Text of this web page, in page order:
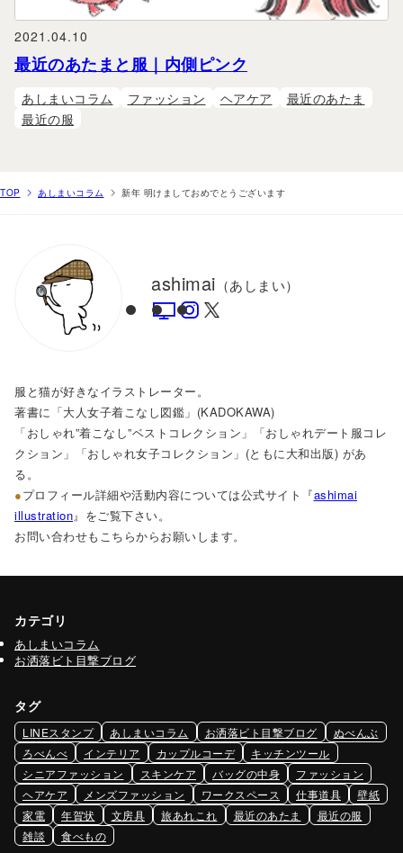
2021.04.10
最近のあたまと服｜内側ピンク
あしまいコラム ファッション ヘアケア
最近のあたま
最近の服
TOP あしまいコラム 新年 明けましておめでとうございます
ashimai （あしまい）
服と猫が好きなイラストレーター。
著書に「大人女子着こなし図鑑」(KADOKAWA)
「おしゃれ”着こなし”ベストコレクション」「おしゃれデート服コレ
クション」
「おしゃれ女子コレクション」(ともに大和出版) があ
る。
●プロフィール詳細や活動内容については公式サイト『ashimai
illustration』をご覧下さい。
お問い合わせもこちらからお願いします。
カテゴリ
あしまいコラム
お洒落ビト目撃ブログ
タグ
LINEスタンプ あしまいコラム お洒落ビト目撃ブログ
ぬべんぶ
ろべんべ
インテリア カップルコーデ
キッチンツール
シニアファッション
スキンケア バッグの中身
ファッション
ヘアケア
メンズファッション ワークスペース 仕事道具
壁紙
家電
年賀状 文房具 旅あれこれ 最近のあたま
最近の服
雑談
食べもの